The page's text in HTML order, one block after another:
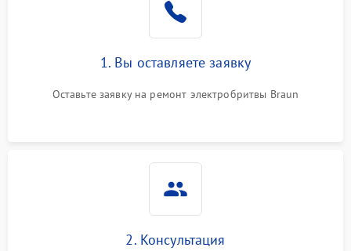
1. Вы оставляете заявку
Оставьте заявку на ремонт электробритвы Braun
2. Консультация